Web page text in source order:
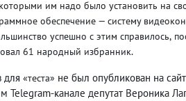
им надо было установить на
обеспечение — систему
успешно с этим справилось,
61 народный избранник.
для «теста» не был опубликован на
Telegram-канале депутат Вероника